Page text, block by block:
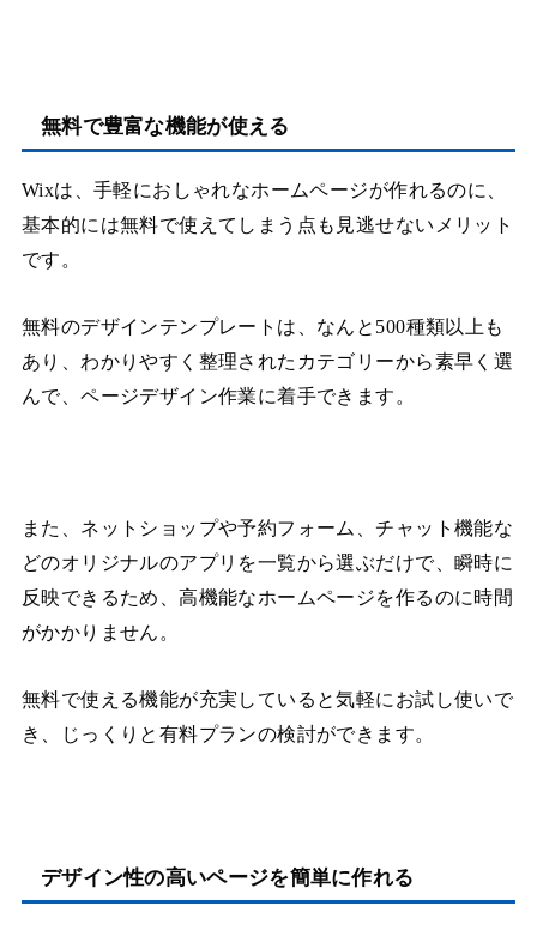
無料で豊富な機能が使える
Wixは、手軽におしゃれなホームページが作れるのに、
基本的には無料で使えてしまう点も見逃せないメリット
です。
無料のデザインテンプレートは、なんと500種類以上も
あり、わかりやすく整理されたカテゴリーから素早く選
んで、ページデザイン作業に着手できます。
また、ネットショップや予約フォーム、チャット機能な
どのオリジナルのアプリを一覧から選ぶだけで、瞬時に
反映できるため、高機能なホームページを作るのに時間
がかかりません。
無料で使える機能が充実していると気軽にお試し使いで
き、じっくりと有料プランの検討ができます。
デザイン性の高いページを簡単に作れる